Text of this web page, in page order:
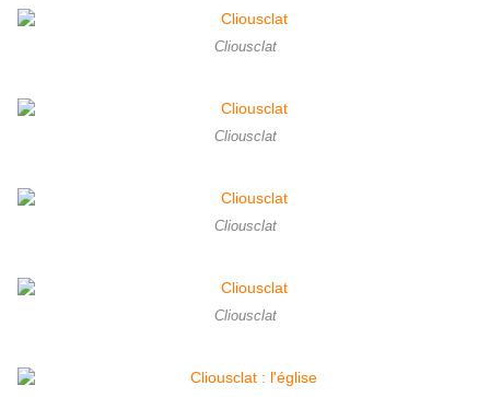
Cliousclat
Cliousclat
Cliousclat
Cliousclat